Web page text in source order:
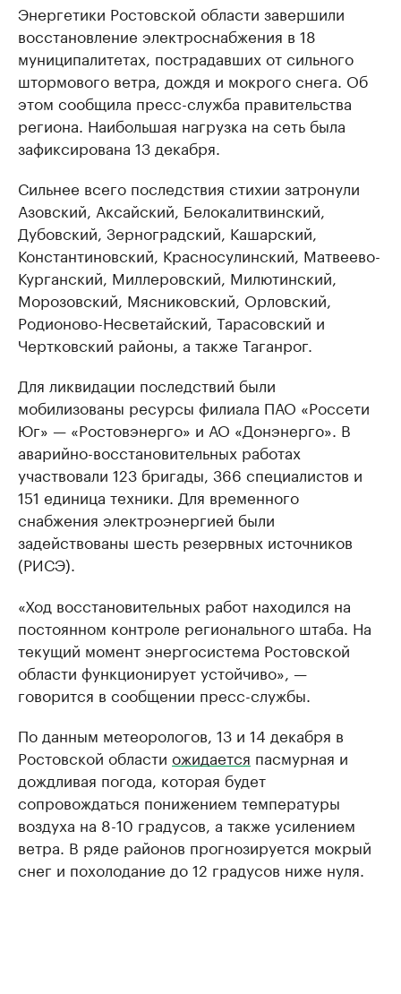
Энергетики Ростовской области завершили
восстановление электроснабжения в 18
муниципалитетах, пострадавших от сильного
штормового ветра, дождя и мокрого снега. Об
этом сообщила пресс-служба правительства
региона. Наибольшая нагрузка на сеть была
зафиксирована 13 декабря.
Сильнее всего последствия стихии затронули
Азовский, Аксайский, Белокалитвинский,
Дубовский, Зерноградский, Кашарский,
Константиновский, Красносулинский, Матвеево-
Курганский, Миллеровский, Милютинский,
Морозовский, Мясниковский, Орловский,
Родионово-Несветайский, Тарасовский и
Чертковский районы, а также Таганрог.
Для ликвидации последствий были
мобилизованы ресурсы филиала ПАО «Россети
Юг» — «Ростовэнерго» и АО «Донэнерго». В
аварийно-восстановительных работах
участвовали 123 бригады, 366 специалистов и
151 единица техники. Для временного
снабжения электроэнергией были
задействованы шесть резервных источников
(РИСЭ).
«Ход восстановительных работ находился на
постоянном контроле регионального штаба. На
текущий момент энергосистема Ростовской
области функционирует устойчиво», —
говорится в сообщении пресс-службы.
По данным метеорологов, 13 и 14 декабря в
Ростовской области ожидается пасмурная и
дождливая погода, которая будет
сопровождаться понижением температуры
воздуха на 8-10 градусов, а также усилением
ветра. В ряде районов прогнозируется мокрый
снег и похолодание до 12 градусов ниже нуля.